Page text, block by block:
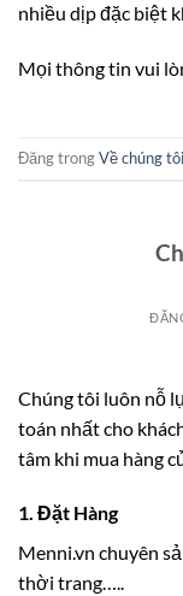
nhiều dịp đặc biệt
Mọi thông tin vui
Đăng trongVề chúng tôi
Chúng tôi luôn nỗ
toán nhất cho
tâm khi mua hàng
1. Đặt Hàng
Menni.vn chuyên
thời trang…..